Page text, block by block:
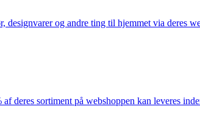
og andre ting til hjemmet via deres
deres sortiment på webshoppen kan leveres